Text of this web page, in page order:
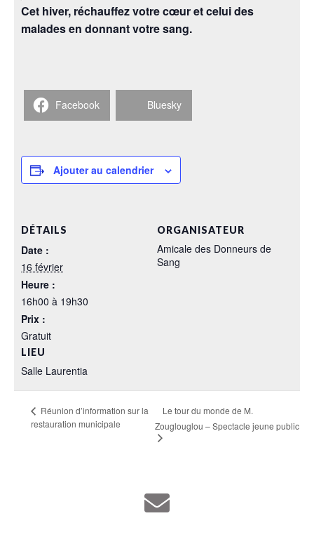
Cet hiver, réchauffez votre cœur et celui des
malades en donnant votresang.
Facebook Bluesky
Ajouter au calendrier
DÉTAILS
Date :
16 février
Heure :
16h00 à 19h30
Prix :
Gratuit
LIEU
Salle Laurentia
ORGANISATEUR
Amicale des Donneurs de
Sang
Réunion d’information sur la
restauration municipale
Le tour du monde de M.
Zouglouglou – Spectacle jeune public